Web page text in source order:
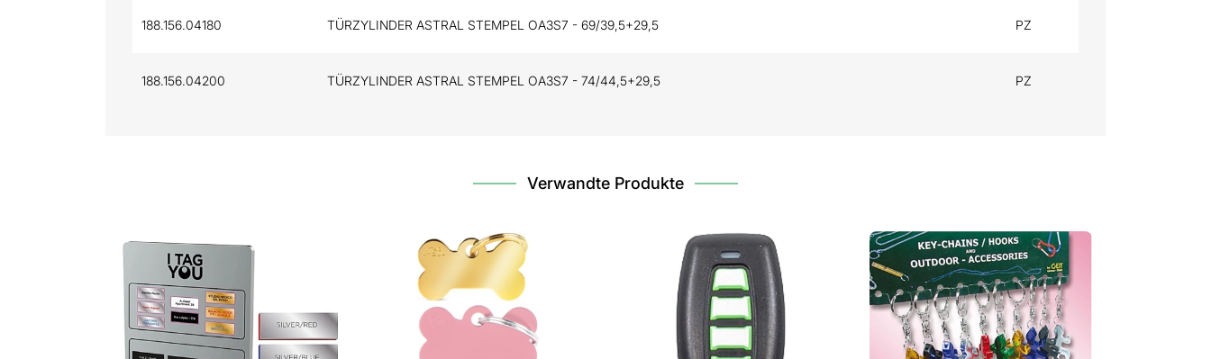
188.156.04180 TÜRZYLINDER ASTRAL STEMPEL OA3S7 - 69/39,5+29,5 PZ
188.156.04200 TÜRZYLINDER ASTRAL STEMPEL OA3S7 - 74/44,5+29,5 PZ
Verwandte Produkte